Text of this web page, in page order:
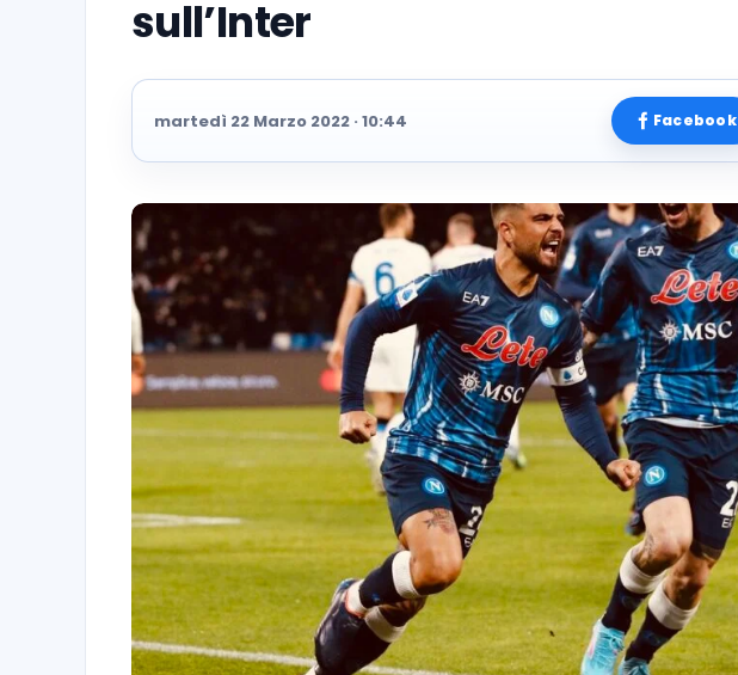
sull’Inter
martedì 22 Marzo 2022 · 10:44 Facebook